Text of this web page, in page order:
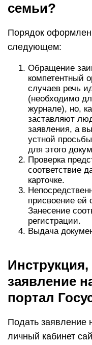
семьи?
Порядок
следующем:
Обращение
компетентный
случаев речь
(необходимо
журнале), но,
заставляют
заявления, а
устной
для этого
Проверка
соответствие
карточке.
присвоение ей
Занесение
регистрации.
Выдача
Инструкция,
заявление
портал
Подать заявление
личный кабинет